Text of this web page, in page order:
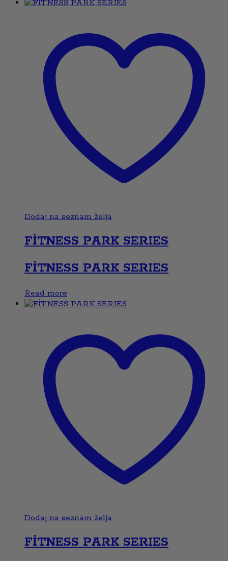
Dodaj na seznam želja
FİTNESS PARK SERIES
FİTNESS PARK SERIES
Read more
Dodaj na seznam želja
FİTNESS PARK SERIES